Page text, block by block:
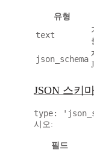
유형
text
json_schema
JSON 스키
type:
시오:
필드